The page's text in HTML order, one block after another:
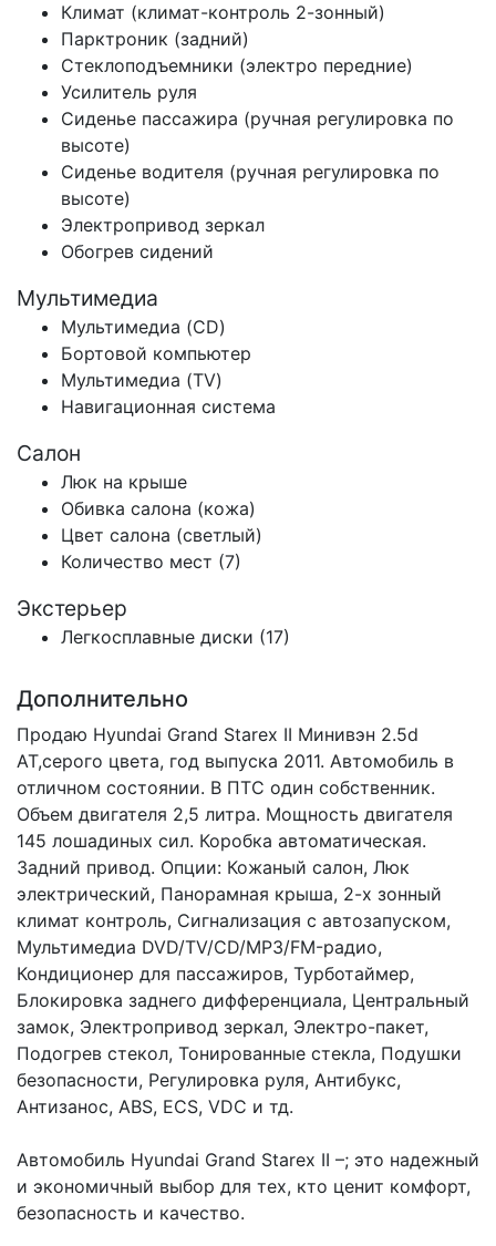
Климат (климат-контроль 2-зонный)
Парктроник (задний)
Стеклоподъемники (электро передние)
Усилитель руля
Сиденье пассажира (ручная регулировка по
высоте)
Сиденье водителя (ручная регулировка по
высоте)
Электропривод зеркал
Обогрев сидений
Мультимедиа
Мультимедиа (CD)
Бортовой компьютер
Мультимедиа (TV)
Навигационная система
Салон
Люк на крыше
Обивка салона (кожа)
Цвет салона (светлый)
Количество мест (7)
Экстерьер
Легкосплавные диски (17)
Дополнительно
Продаю Hyundai Grand Starex II Минивэн 2.5d
AT,серого цвета, год выпуска 2011. Автомобиль в
отличном состоянии. В ПТС один собственник.
Объем двигателя 2,5 литра. Мощность двигателя
145 лошадиных сил. Коробка автоматическая.
Задний привод. Опции: Кожаный салон, Люк
электрический, Панорамная крыша, 2-х зонный
климат контроль, Cигнализация с автозапуском,
Мультимедиа DVD/TV/CD/MP3/FM-радио,
Кондиционер для пассажиров, Турботаймер,
Блокировка заднего дифференциала, Центральный
замок, Электропривод зеркал, Электро-пакет,
Подогрев стекол, Тонированные стекла, Подушки
безопасности, Регулировка руля, Антибукс,
Антизанос, ABS, ECS, VDC и тд.
Автомобиль Hyundai Grand Starex II –; это надежный
и экономичный выбор для тех, кто ценит комфорт,
безопасность и качество.